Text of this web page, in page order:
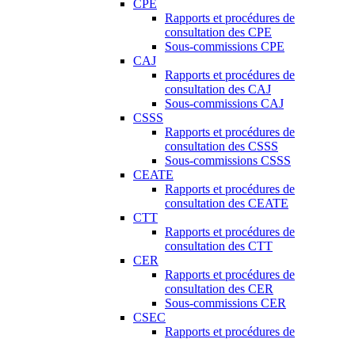
CPE
Rapports et procédures de
consultation des CPE
Sous-commissions CPE
CAJ
Rapports et procédures de
consultation des CAJ
Sous-commissions CAJ
CSSS
Rapports et procédures de
consultation des CSSS
Sous-commissions CSSS
CEATE
Rapports et procédures de
consultation des CEATE
CTT
Rapports et procédures de
consultation des CTT
CER
Rapports et procédures de
consultation des CER
Sous-commissions CER
CSEC
Rapports et procédures de